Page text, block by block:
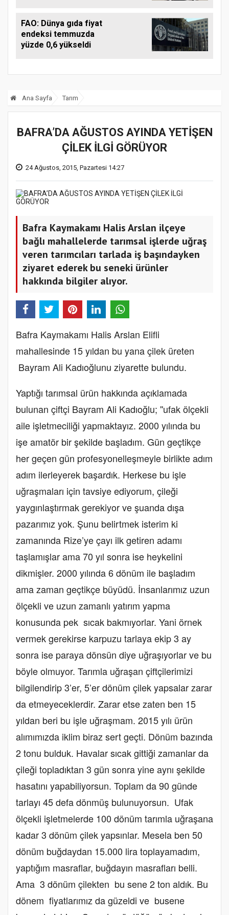
FAO: Dünya gıda fiyat
endeksi temmuzda
yüzde 0,6 yükseldi
Ana Sayfa Tarım
BAFRA’DA AĞUSTOS AYINDA YETİŞEN
ÇİLEK İLGİ GÖRÜYOR
24 Ağustos, 2015, Pazartesi 14:27
Bafra Kaymakamı Halis Arslan ilçeye
bağlı mahallelerde tarımsal işlerde uğraş
veren tarımcıları tarlada iş başındayken
ziyaret ederek bu seneki ürünler
hakkında bilgiler alıyor.
Bafra Kaymakamı Halis Arslan Elifli
mahallesinde 15 yıldan bu yana çilek üreten
Bayram Ali Kadıoğlunu ziyarette bulundu.
Yaptığı tarımsal ürün hakkında açıklamada
bulunan çiftçi Bayram Ali Kadıoğlu; ''ufak ölçekli
aile işletmeciliği yapmaktayız. 2000 yılında bu
işe amatör bir şekilde başladım. Gün geçtikçe
her geçen gün profesyonelleşmeyle birlikte adım
adım ilerleyerek başardık. Herkese bu işle
uğraşmaları için tavsiye ediyorum, çileği
yaygınlaştırmak gerekiyor ve şuanda dışa
pazarımız yok. Şunu belirtmek isterim ki
zamanında Rize’ye çayı ilk getiren adamı
taşlamışlar ama 70 yıl sonra ise heykelini
dikmişler. 2000 yılında 6 dönüm ile başladım
ama zaman geçtikçe büyüdü. İnsanlarımız uzun
ölçekli ve uzun zamanlı yatırım yapma
konusunda pek sıcak bakmıyorlar. Yani örnek
vermek gerekirse karpuzu tarlaya ekip 3 ay
sonra ise paraya dönsün diye uğraşıyorlar ve bu
böyle olmuyor. Tarımla uğraşan çiftçilerimizi
bilgilendirip 3’er, 5’er dönüm çilek yapsalar zarar
da etmeyeceklerdir. Zarar etse zaten ben 15
yıldan beri bu işle uğraşmam. 2015 yılı ürün
alımımızda iklim biraz sert geçti. Dönüm bazında
2 tonu bulduk. Havalar sıcak gittiği zamanlar da
çileği topladıktan 3 gün sonra yine aynı şekilde
hasatını yapabiliyorsun. Toplam da 90 günde
tarlayı 45 defa dönmüş bulunuyorsun. Ufak
ölçekli işletmelerde 100 dönüm tarımla uğraşana
kadar 3 dönüm çilek yapsınlar. Mesela ben 50
dönüm buğdaydan 15.000 lira toplayamadım,
yaptığım masraflar, buğdayın masrafları belli.
Ama 3 dönüm çilekten bu sene 2 ton aldık. Bu
dönem fiyatlarımız da güzeldi ve busene